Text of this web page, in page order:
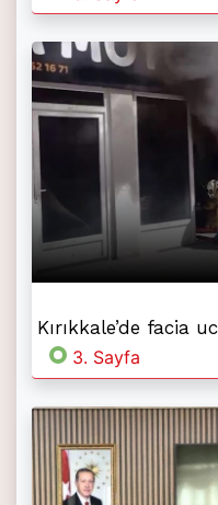
Kırıkkale’de facia
3. Sayfa